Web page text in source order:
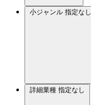
小ジャンル 指定なし
詳細業種 指定なし